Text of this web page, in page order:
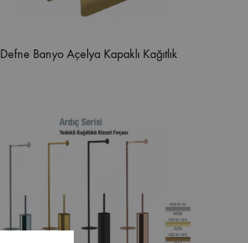
Defne Banyo Açelya Kapaklı Kağıtlık